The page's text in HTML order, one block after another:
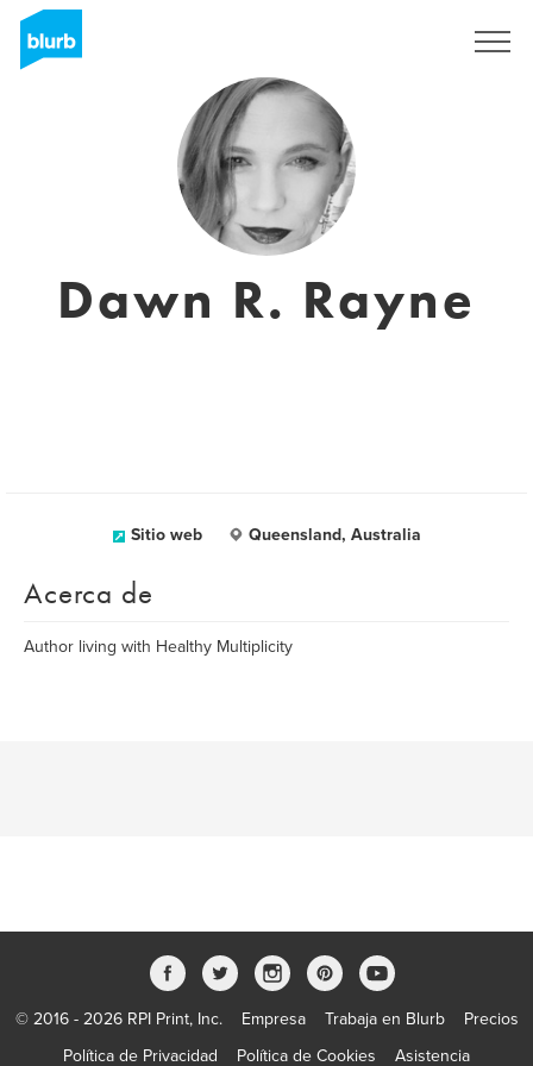
Dawn R. Rayne
Sitio web Queensland, Australia
Acerca de
Author living with Healthy Multiplicity
© 2016 - 2026 RPI Print, Inc. Empresa Trabaja en Blurb
Precios
Política de Privacidad
Política de Cookies Asistencia